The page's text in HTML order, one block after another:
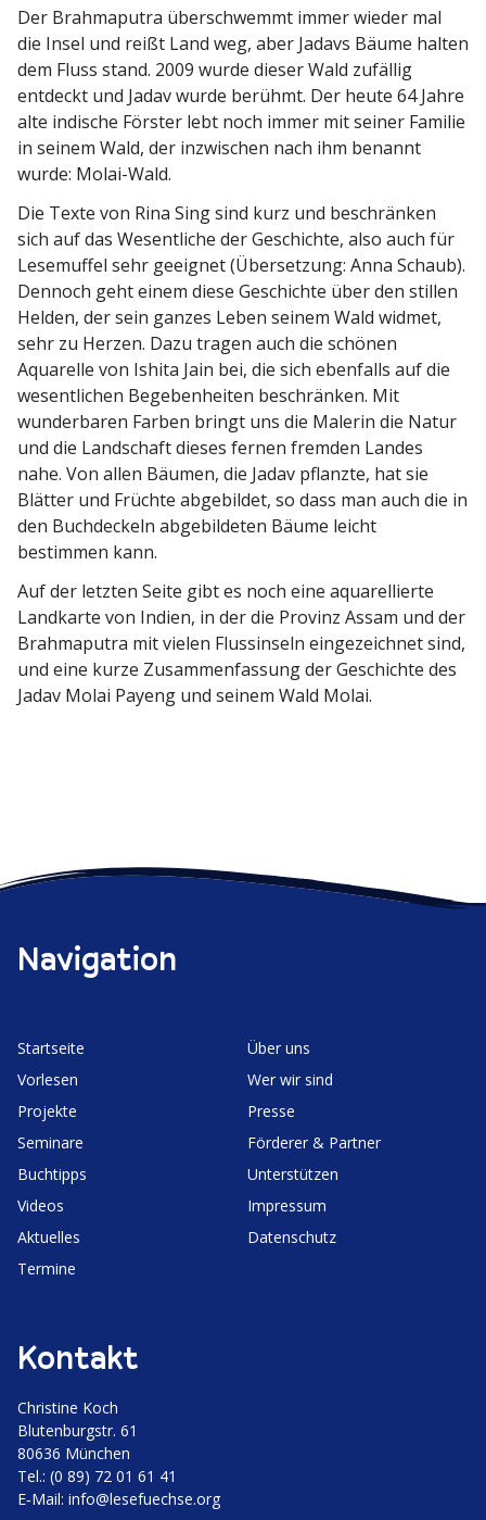
Der Brahma­putra überschwemmt immer wieder mal
die Insel und reißt Land weg, aber Jadavs Bäume halten
dem Fluss stand. 2009 wurde dieser Wald zufällig
entdeckt und Jadav wurde berühmt. Der heute 64 Jahre
alte indische Förster lebt noch immer mit seiner Familie
in seinem Wald, der inzwi­schen nach ihm benannt
wurde: Molai-Wald.
Die Texte von Rina Sing sind kurz und beschränken
sich auf das Wesent­liche der Geschichte, also auch für
Lesemuffel sehr geeignet (Übersetzung: Anna Schaub).
Dennoch geht einem diese Geschichte über den stillen
Helden, der sein ganzes Leben seinem Wald widmet,
sehr zu Herzen. Dazu tragen auch die schönen
Aquarelle von Ishita Jain bei, die sich ebenfalls auf die
wesent­lichen Begeben­heiten beschränken. Mit
wunder­baren Farben bringt uns die Malerin die Natur
und die Landschaft dieses fernen fremden Landes
nahe. Von allen Bäumen, die Jadav pflanzte, hat sie
Blätter und Früchte abgebildet, so dass man auch die in
den Buchde­ckeln abgebil­deten Bäume leicht
bestimmen kann.
Auf der letzten Seite gibt es noch eine aquarel­lierte
Landkarte von Indien, in der die Provinz Assam und der
Brahma­putra mit vielen Fluss­inseln einge­zeichnet sind,
und eine kurze Zusam­men­fassung der Geschichte des
Jadav Molai Payeng und seinem Wald Molai.
Navigation
Start­seite
Vorlesen
Projekte
Seminare
Buchtipps
Videos
Aktuelles
Termine
Über uns
Wer wir sind
Presse
Förderer & Partner
Unter­stützen
Impressum
Daten­schutz
Kontakt
Christine Koch
Bluten­burgstr. 61
80636 München
Tel.: (0 89) 72 01 61 41
E‑Mail: info@lesefuechse.org